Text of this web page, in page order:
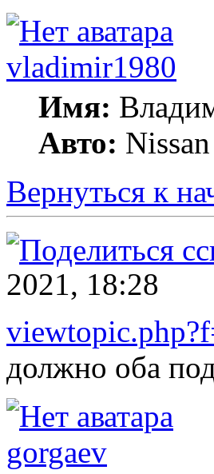
vladimir1980
Имя:
Авто:
Вернуться к
2021, 18:28
должно оба
gorgaev